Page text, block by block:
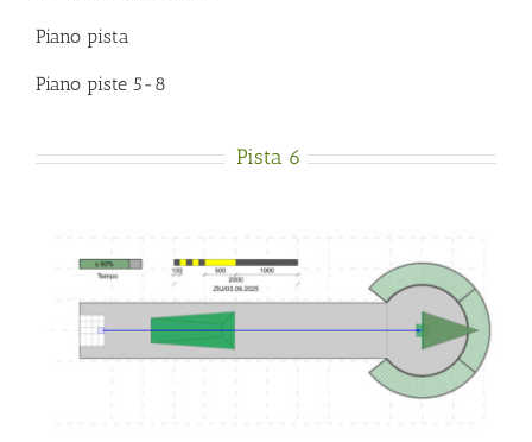
Piano pista
Piano piste 5-8
Pista 6